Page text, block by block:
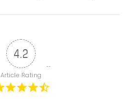
4.2
Article Rating